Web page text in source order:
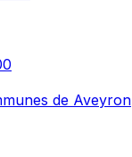
de Aveyron